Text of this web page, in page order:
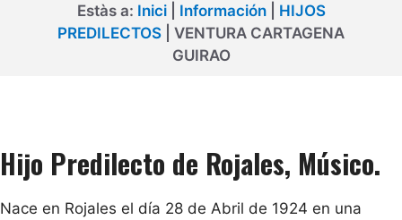
Estàs a: Inici| Información| HIJOS
PREDILECTOS
VENTURA CARTAGENA
GUIRAO
Hijo Predilecto de Rojales, Músico.
Nace en Rojales el día 28 de Abril de 1924 en una